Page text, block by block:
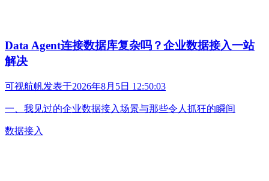
Data Agent连接数据库复杂吗？企业数据接入一站
解决
可视航帆发表于2026年8月5日 12:50:03
一、我见过的企业数据接入场景与那些令人抓狂的瞬间
数据接入